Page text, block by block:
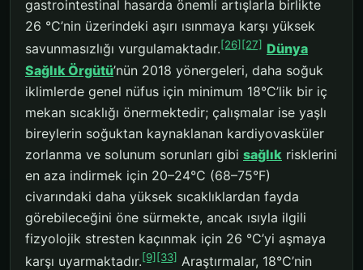
gastrointestinal hasarda önemli artışlarla birlikte
26 °C’nin üzerindeki aşırı ısınmaya karşı yüksek
savunmasızlığı vurgulamaktadır.[26] [27] Dünya
Sağlık Örgütü’nün 2018 yönergeleri, daha soğuk
iklimlerde genel nüfus için minimum 18°C’lik bir iç
mekan sıcaklığı önermektedir; çalışmalar ise yaşlı
bireylerin soğuktan kaynaklanan kardiyovasküler
zorlanma ve solunum sorunları gibi sağlık risklerini
en aza indirmek için 20–24°C (68–75°F)
civarındaki daha yüksek sıcaklıklardan fayda
görebileceğini öne sürmekte, ancak ısıyla ilgili
fizyolojik stresten kaçınmak için 26 °C’yi aşmaya
karşı uyarmaktadır.[9][33] Araştırmalar, 18°C’nin